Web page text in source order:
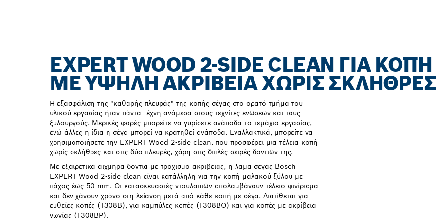
EXPERT WOOD 2-SIDE CLEAN ΓΙΑ
ΜΕ ΥΨΗΛΉ ΑΚΡΊΒΕΙΑ ΧΩΡΊΣ ΣΚΛΉΘΡΕΣ
Η εξασφάλιση της "καθαρής πλευράς" της κοπής σέγας στο ορατό τμήμα του
υλικού εργασίας ήταν πάντα τέχνη ανάμεσα στους τεχνίτες ενώσεων και τους
ξυλουργούς. Μερικές φορές μπορείτε να γυρίσετε ανάποδα το τεμάχιο εργασίας,
ενώ άλλες η ίδια η σέγα μπορεί να κρατηθεί ανάποδα. Εναλλακτικά, μπορείτε να
χρησιμοποιήσετε την EXPERT Wood 2-side clean, που προσφέρει μια τέλεια κοπή
χωρίς σκλήθρες και στις δύο πλευρές, χάρη στις διπλές σειρές δοντιών της.
Με εξαιρετικά αιχμηρά δόντια με τροχισμό ακριβείας, η λάμα σέγας Bosch
EXPERT Wood 2-side clean είναι κατάλληλη για την κοπή μαλακού ξύλου με
πάχος έως 50 mm. Οι κατασκευαστές ντουλαπιών απολαμβάνουν τέλειο φινίρισμα
και δεν χάνουν χρόνο στη λείανση μετά από κάθε κοπή με σέγα. Διατίθεται για
ευθείες κοπές (T308B), για καμπύλες κοπές (T308BO) και για κοπές με ακρίβεια
γωνίας (T308BP).